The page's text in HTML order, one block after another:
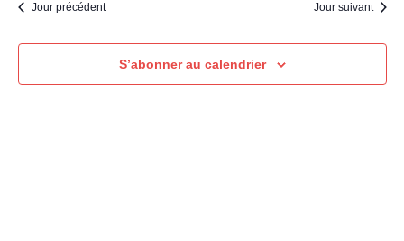
Jour précédent Jour suivant
S’abonner au calendrier